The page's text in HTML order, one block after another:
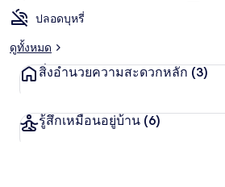
ปลอดบุหรี่
ดูทั้งหมด
สิ่งอำนวยความสะดวกหลัก (3)
รู้สึกเหมือนอยู่บ้าน (6)